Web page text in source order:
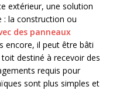
extérieur, une solution
: la construction ou
des panneaux
encore, il peut être bâti
destiné à recevoir des
requis pour
sont plus simples et